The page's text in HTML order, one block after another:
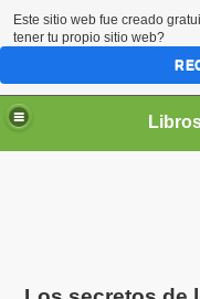
Este sitio web fue creado
tener tu propio sitio web?